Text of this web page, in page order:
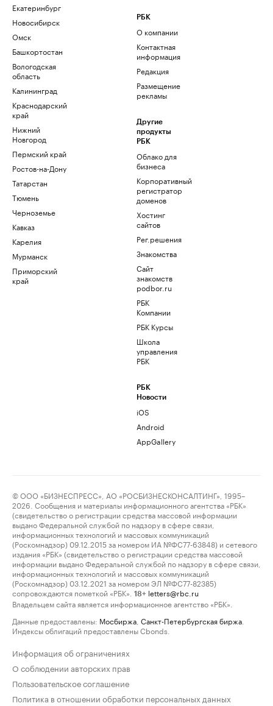
Екатеринбург
Новосибирск
Омск
Башкортостан
Вологодская
область
Калининград
Краснодарский
край
Нижний
Новгород
Пермский край
Ростов-на-Дону
Татарстан
Тюмень
Черноземье
Кавказ
Карелия
Мурманск
Приморский
край
РБК
О компании
Контактная
информация
Редакция
Размещение
рекламы
Другие
продукты
РБК
Облако для
бизнеса
Корпоративный
регистратор
доменов
Хостинг
сайтов
Рег.решения
Знакомства
Сайт
знакомств
podbor.ru
РБК
Компании
РБК Курсы
Школа
управления
РБК
РБК
Новости
iOS
Android
AppGallery
© ООО «БИЗНЕСПРЕСС», АО «РОСБИЗНЕСКОНСАЛТИНГ», 1995–
2026. Сообщения и материалы информационного агентства «РБК»
(свидетельство о регистрации средства массовой информации
выдано Федеральной службой по надзору в сфере связи,
информационных технологий и массовых коммуникаций
(Роскомнадзор) 09.12.2015 за номером ИА №ФС77-63848) и сетевого
издания «РБК» (свидетельство о регистрации средства массовой
информации выдано Федеральной службой по надзору в сфере связи,
информационных технологий и массовых коммуникаций
(Роскомнадзор) 03.12.2021 за номером ЭЛ №ФС77-82385)
сопровождаются пометкой «РБК».
18+ letters@rbc.ru
Владельцем сайта является информационное агентство «РБК».
Данные предоставлены: Мосбиржа Санкт-Петербургская биржа
Индексы облигаций предоставлены Cbonds.
Информация об ограничениях
О соблюдении авторских прав
Пользовательское соглашение
Политика в отношении обработки персональных данных